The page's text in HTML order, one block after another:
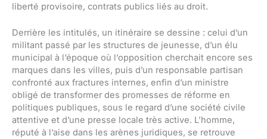
liberté provisoire, contrats publics liés au droit.
Derrière les intitulés, un itinéraire se dessine : celui d’un
militant passé par les structures de jeunesse, d’un élu
municipal à l’époque où l’opposition cherchait encore ses
marques dans les villes, puis d’un responsable partisan
confronté aux fractures internes, enfin d’un ministre
obligé de transformer des promesses de réforme en
politiques publiques, sous le regard d’une société civile
attentive et d’une presse locale très active. L’homme,
réputé à l’aise dans les arènes juridiques, se retrouve